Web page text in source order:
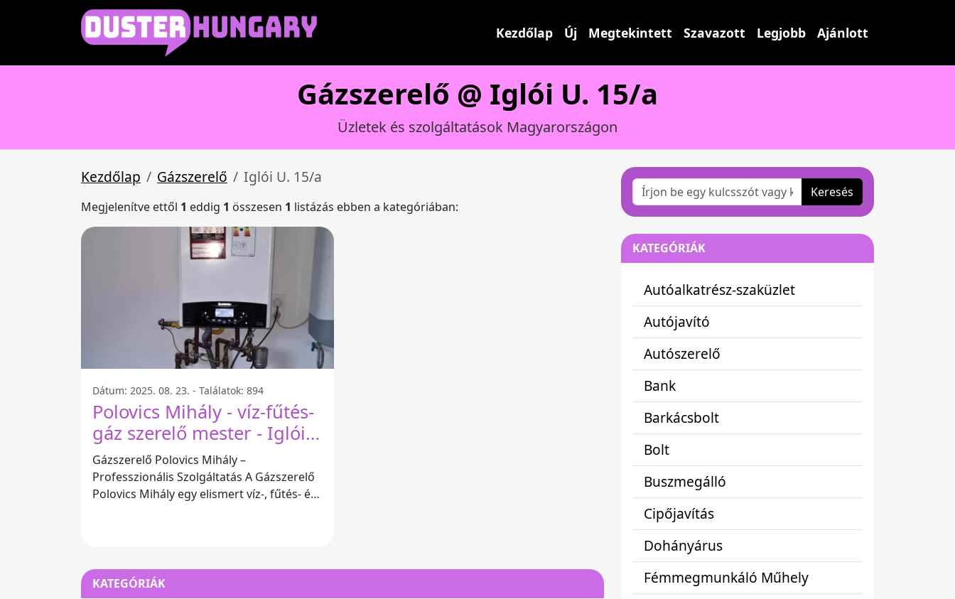
Kezdőlap Új Megtekintett Szavazott Legjobb Ajánlott
Gázszerelő @ Iglói U. 15/a
Üzletek és szolgáltatások Magyarországon
Kezdőlap Gázszerelő Iglói U. 15/a
Megjelenítve ettől 1 eddig 1 összesen 1 listázás ebben a kategóriában:
Dátum: 2025. 08. 23. - Találatok: 894
Polovics Mihály - víz-fűtés-
gáz szerelő mester - Iglói
U. 15/a
Gázszerelő Polovics Mihály –
Professzionális Szolgáltatás A Gázszerelő
Polovics Mihály egy elismert víz-, fűtés- és
KATEGÓRIÁK
Keresés
KATEGÓRIÁK
Autóalkatrész-szaküzlet
Autójavító
Autószerelő
Bank
Barkácsbolt
Bolt
Buszmegálló
Cipőjavítás
Dohányárus
Fémmegmunkáló Műhely